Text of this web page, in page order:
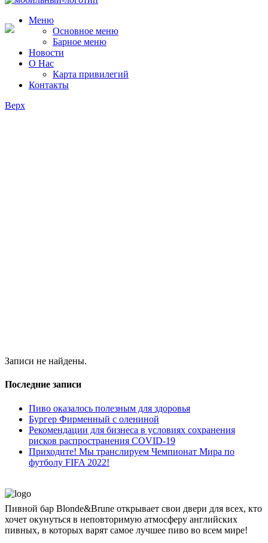
Меню
Основное меню
Барное меню
Новости
О Нас
Карта привилегий
Контакты
Верх
Записи не найдены.
Последние записи
Пиво оказалось полезным для здоровья
Бургер Фирменный с олениной
Рекомендации для бизнеса в условиях сохранения
рисков распространения COVID-19
Приходите! Мы транслируем Чемпионат Мира по
футболу FIFA 2022!
Пивной бар Blonde&Brune открывает свои двери для всех, кто
хочет окунуться в неповторимую атмосферу английских
пивных, в которых варят самое лучшее пиво во всем мире!